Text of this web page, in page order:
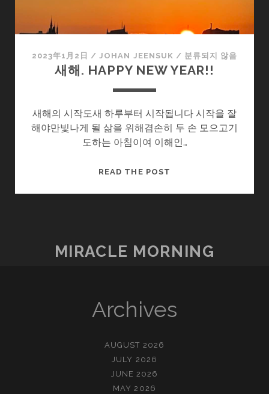
2023年1月2日 /JOHAN JEENSUK / 분류되지 않음
새해. HAPPY NEW YEAR!!
새해의 시작도새 하루부터 시작됩니다 시작을 잘
해야만빛나게 될 삶을 위해겸손히 두 손 모으고기
도하는 아침이여 이해인…
READ THE POST
MIRACLE MORNING
Archives
AUGUST 2026
JULY 2026
JUNE 2026
MAY 2026